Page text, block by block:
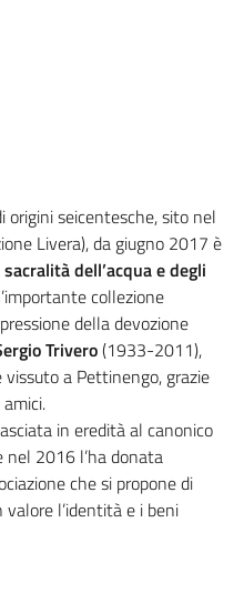
origini seicentesche, sito nel
Livera), da giugno 2017 è
dell’acqua e degli
collezione
della devozione
Trivero(1933-2011),
a Pettinengo, grazie
in eredità al canonico
nel 2016 l’ha donata
che si propone di
l’identità e i beni